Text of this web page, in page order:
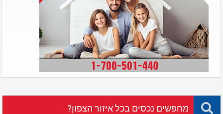
מחפשים נכסים בכל איזור הצפון?